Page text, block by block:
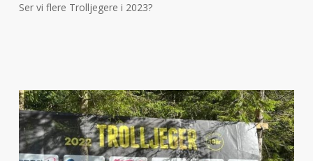
Ser vi flere Trolljegere i 2023?